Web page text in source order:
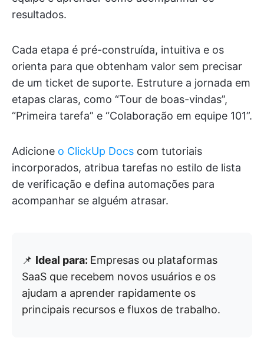
resultados.
Cada etapa é pré-construída, intuitiva e os
orienta para que obtenham valor sem precisar
de um ticket de suporte. Estruture a jornada em
etapas claras, como “Tour de boas-vindas”,
“Primeira tarefa” e “Colaboração em equipe 101”.
Adicione o ClickUp Docs com tutoriais
incorporados, atribua tarefas no estilo de lista
de verificação e defina automações para
acompanhar se alguém atrasar.
📌 Ideal para: Empresas ou plataformas
SaaS que recebem novos usuários e os
ajudam a aprender rapidamente os
principais recursos e fluxos de trabalho.